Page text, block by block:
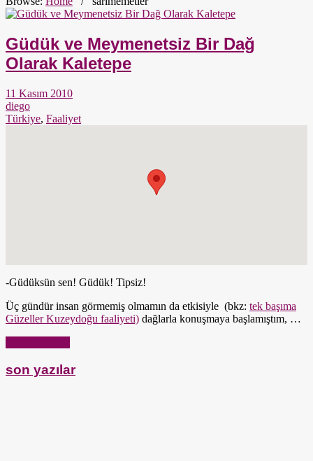
Güdük ve Meymenetsiz Bir Dağ
Olarak Kaletepe
11 Kasım 2010
diego
Türkiye, Faaliyet
-Güdüksün sen! Güdük! Tipsiz!
Üç gündür insan görmemiş olmamın da etkisiyle (bkz: tek başıma
Güzeller Kuzeydoğu faaliyeti) dağlarla konuşmaya başlamıştım, …
son yazılar